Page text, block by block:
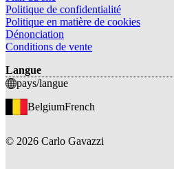
Politique de confidentialité
Politique en matière de cookies
Dénonciation
Conditions de vente
Langue
pays/langue
BelgiumFrench
© 2026 Carlo Gavazzi